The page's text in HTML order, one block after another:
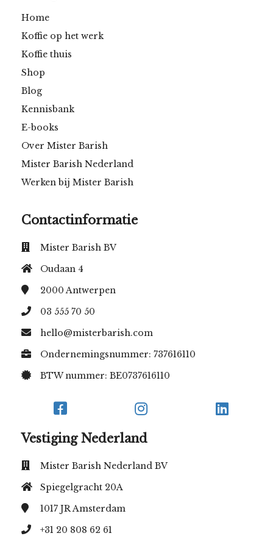
Home
Koffie op het werk
Koffie thuis
Shop
Blog
Kennisbank
E-books
Over Mister Barish
Mister Barish Nederland
Werken bij Mister Barish
Contactinformatie
Mister Barish BV
Oudaan 4
2000Antwerpen
03 555 70 50
hello@misterbarish.com
Ondernemingsnummer: 737616110
BTW nummer: BE0737616110
Vestiging Nederland
Mister Barish Nederland BV
Spiegelgracht 20A
1017 JRAmsterdam
+31 20 808 62 61